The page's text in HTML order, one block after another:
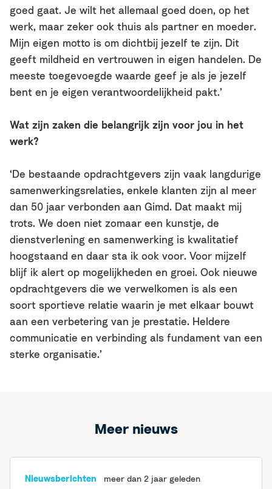
goed gaat. Je wilt het allemaal goed doen, op het
werk, maar zeker ook thuis als partner en moeder.
Mijn eigen motto is om dichtbij jezelf te zijn. Dit
geeft mildheid en vertrouwen in eigen handelen. De
meeste toegevoegde waarde geef je als je jezelf
bent en je eigen verantwoordelijkheid pakt.’
Wat zijn zaken die belangrijk zijn voor jou in het
werk?
‘De bestaande opdrachtgevers zijn vaak langdurige
samenwerkingsrelaties, enkele klanten zijn al meer
dan 50 jaar verbonden aan Gimd. Dat maakt mij
trots. We doen niet zomaar een kunstje, de
dienstverlening en samenwerking is kwalitatief
hoogstaand en daar sta ik ook voor. Voor mijzelf
blijf ik alert op mogelijkheden en groei. Ook nieuwe
opdrachtgevers die we verwelkomen is als een
soort sportieve relatie waarin je met elkaar bouwt
aan een verbetering van je prestatie. Heldere
communicatie en verbinding als fundament van een
sterke organisatie.’
Meer nieuws
Nieuwsberichten meer dan 2 jaar geleden